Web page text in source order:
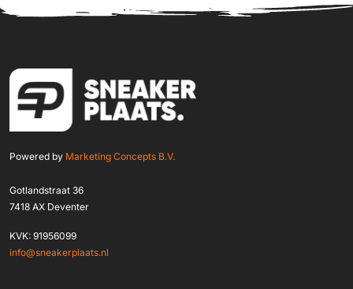
Powered by Marketing Concepts B.V.
Gotlandstraat 36
7418 AX Deventer
KVK: 91956099
info@sneakerplaats.nl